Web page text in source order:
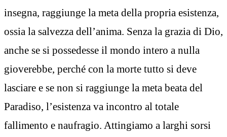
insegna, raggiunge la meta della propria esistenza,
ossia la salvezza dell’anima. Senza la grazia di Dio,
anche se si possedesse il mondo intero a nulla
gioverebbe, perché con la morte tutto si deve
lasciare e se non si raggiunge la meta beata del
Paradiso, l’esistenza va incontro al totale
fallimento e naufragio. Attingiamo a larghi sorsi